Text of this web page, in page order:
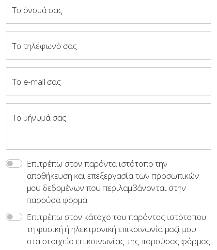
Το όνομά σας
Το τηλέφωνό σας
Το e-mail σας
Το μήνυμά σας
Επιτρέπω στον παρόντα ιστότοπο την
αποθήκευση και επεξεργασία των προσωπικών
μου δεδομένων που περιλαμβάνονται στην
παρούσα φόρμα
Επιτρέπω στον κάτοχο του παρόντος ιστότοπου
τη φυσική ή ηλεκτρονική επικοινωνία μαζί μου
στα στοιχεία επικοινωνίας της παρούσας φόρμας